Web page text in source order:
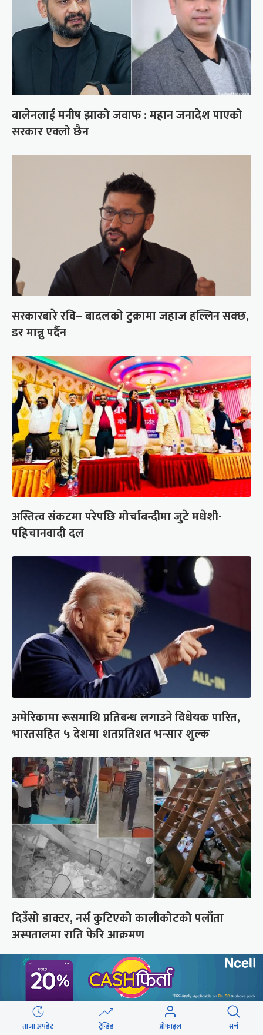
बालेनलाई मनीष झाको जवाफ : महान जनादेश पाएको
सरकार एक्लो छैन
सरकारबारे रवि– बादलको टुक्रामा जहाज हल्लिन सक्छ,
डर मान्नु पर्दैन
अस्तित्व संकटमा परेपछि मोर्चाबन्दीमा जुटे मधेशी-
पहिचानवादी दल
अमेरिकामा रूसमाथि प्रतिबन्ध लगाउने विधेयक पारित,
भारतसहित ५ देशमा शतप्रतिशत भन्सार शुल्क
दिउँसो डाक्टर, नर्स कुटिएको कालीकोटको पलाँता
अस्पतालमा राति फेरि आक्रमण
ताजा अपडेट ट्रेन्डिङ प्रोफाइल सर्च